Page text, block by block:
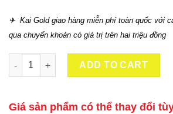
✈ Kai Gold giao hàng miễn phí toàn quốc với
qua chuyển khoản có giá trị trên hai triệu đồng
Vòng Tay Rồng Vàng 24K Đan Dây Vải- MS
ADD TO CART
Giá sản phẩm có thể thay đổi